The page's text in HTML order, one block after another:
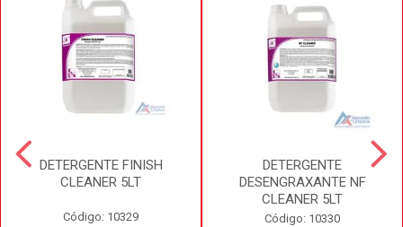
DETERGENTE FINISH
CLEANER 5LT
Código: 10329
DETERGENTE
DESENGRAXANTE NF
CLEANER 5LT
Código: 10330